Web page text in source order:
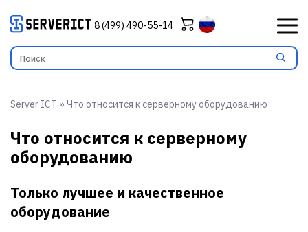
8 (499) 490-55-14
Server ICT » Что относится к серверному оборудованию
Что относится к серверному
оборудованию
Только лучшее и качественное
оборудование